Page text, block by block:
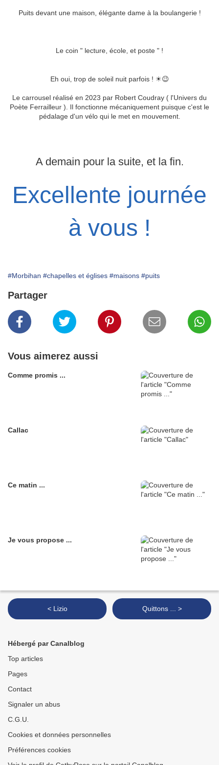
Puits devant une maison, élégante dame à la boulangerie !
Le coin " lecture, école, et poste " !
Eh oui, trop de soleil nuit parfois ! ☀😉
Le carrousel réalisé en 2023 par Robert Coudray ( l'Univers du
Poète Ferrailleur ). Il fonctionne mécaniquement puisque c'est le
pédalage d'un vélo qui le met en mouvement.
A demain pour la suite, et la fin.
Excellente journée
à vous !
#Morbihan #chapelles et églises #maisons #puits
Partager
Vous aimerez aussi
Comme promis ...
Callac
Ce matin ...
Je vous propose ...
< Lizio Quittons ... >
Hébergé par Canalblog
Top articles
Pages
Contact
Signaler un abus
C.G.U.
Cookies et données personnelles
Préférences cookies